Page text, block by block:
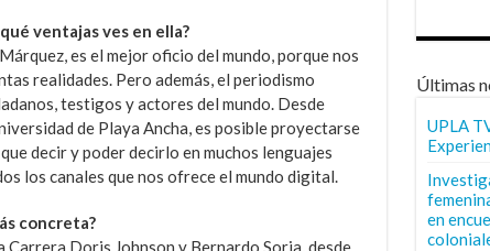
ventajas ves en ella?
es el mejor oficio del mundo, porque nos
realidades. Pero además, el periodismo
testigos y actores del mundo. Desde
de Playa Ancha, es posible proyectarse
decir y poder decirlo en muchos lenguajes
los canales que nos ofrece el mundo digital.
concreta?
Carrera Doris Johnson y Bernardo Soria, desde
Últimas
UPLA
en